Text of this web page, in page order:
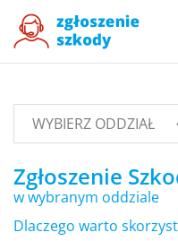
WYBIERZ ODDZIAŁ
Zgłoszenie
w wybranym oddziale
Dlaczego warto